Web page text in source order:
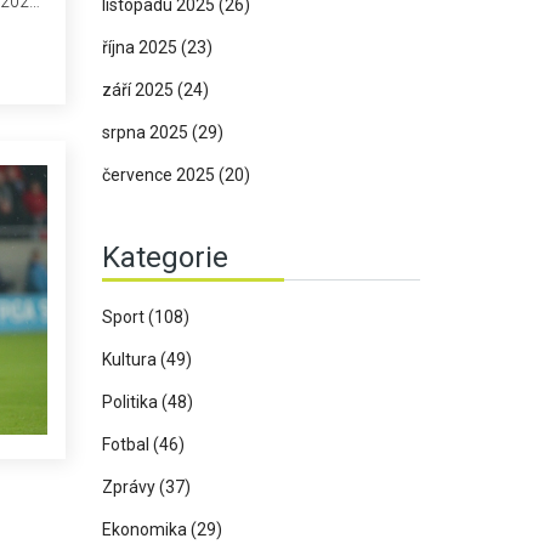
listopadu 2025 (26)
října 2025 (23)
září 2025 (24)
srpna 2025 (29)
července 2025 (20)
Kategorie
Sport(108)
Kultura (49)
Politika (48)
Fotbal (46)
Zprávy(37)
Ekonomika (29)